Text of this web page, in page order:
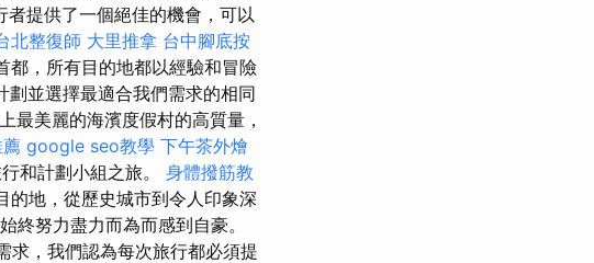
提供了一個絕佳的機會，可以
北整復師 大里推拿 台中腳底按
都，所有目的地都以經驗和冒險
劃並選擇最適合我們需求的相同
最美麗的海濱度假村的高質量，
google seo教學 下午茶外燴
和計劃小組之旅。 身體撥筋教
的地，從歷史城市到令人印象深
終努力盡力而為而感到自豪。
求，我們認為每次旅行都必須提